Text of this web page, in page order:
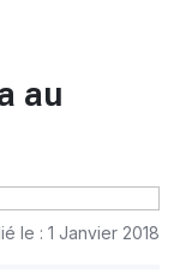
au
le : 1 Janvier 2018